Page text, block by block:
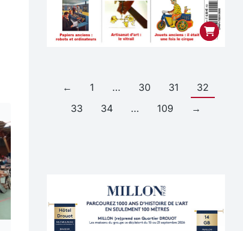
← 1 … 30 31
32
33
34 … 109 →